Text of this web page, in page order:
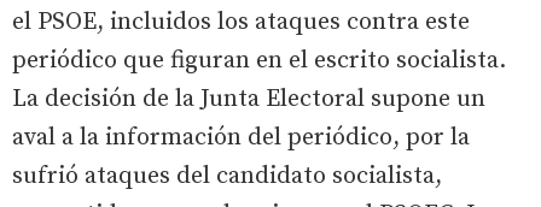
el PSOE, incluidos los ataques contra este
periódico que figuran en el escrito socialista.
La decisión de la Junta Electoral supone un
aval a la información del periódico, por la
sufrió ataques del candidato socialista,